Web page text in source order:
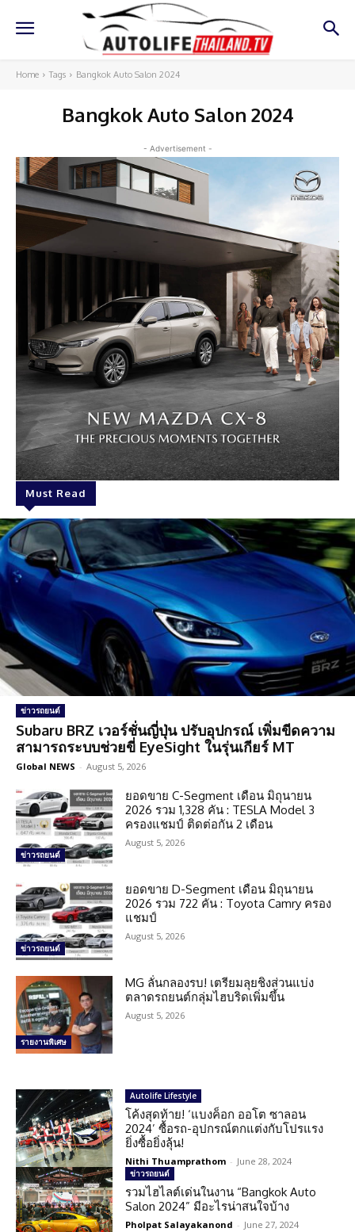
Home Tags Bangkok Auto Salon 2024
Bangkok Auto Salon 2024
- Advertisement -
Must Read
ข่าวรถยนต์
Subaru BRZ เวอร์ชั่นญี่ปุ่น ปรับอุปกรณ์ เพิ่มขีดความ
สามารถระบบช่วยขี่ EyeSight ในรุ่นเกียร์ MT
Global NEWS - August 5, 2026
ข่าวรถยนต์
ยอดขาย C-Segment เดือน มิถุนายน
2026 รวม 1,328 คัน : TESLA Model 3
ครองแชมป์ ติดต่อกัน 2 เดือน
August 5, 2026
ข่าวรถยนต์
ยอดขาย D-Segment เดือน มิถุนายน
2026 รวม 722 คัน : Toyota Camry ครอง
แชมป์
August 5, 2026
รายงานพิเศษ
MG ลั่นกลองรบ! เตรียมลุยชิงส่วนแบ่ง
ตลาดรถยนต์กลุ่มไฮบริดเพิ่มขึ้น
August 5, 2026
Autolife Lifestyle
โค้งสุดท้าย! ‘แบงค็อก ออโต ซาลอน
2024’ ซื้อรถ-อุปกรณ์ตกแต่งกับโปรแรง
ยิ่งซื้อยิ่งลุ้น!
Nithi Thuamprathom - June 28, 2024
ข่าวรถยนต์
รวมไฮไลต์เด่นในงาน “Bangkok Auto
Salon 2024” มีอะไรน่าสนใจบ้าง
Pholpat Salayakanond - June 27, 2024